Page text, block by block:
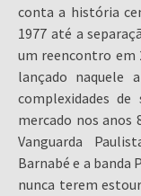
conta a história
1977 até a
um reencontro em
lançado naquele
complexidades
mercado nos anos
Vanguarda
Barnabé e a banda
nunca terem